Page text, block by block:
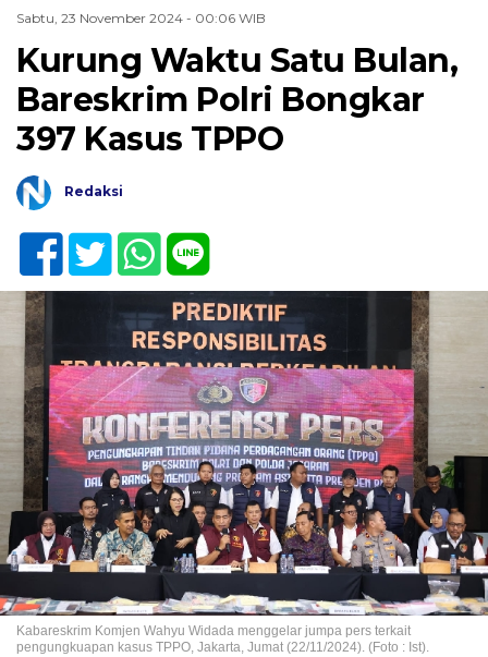
Sabtu, 23 November 2024 - 00:06 WIB
Kurung Waktu Satu Bulan,
Bareskrim Polri Bongkar
397 Kasus TPPO
Redaksi
Kabareskrim Komjen Wahyu Widada menggelar jumpa pers terkait
pengungkuapan kasus TPPO, Jakarta, Jumat (22/11/2024). (Foto : Ist).